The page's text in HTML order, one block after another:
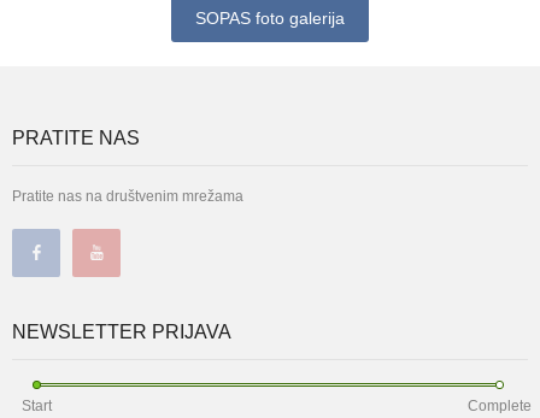
SOPAS foto galerija
PRATITE NAS
Pratite nas na društvenim mrežama
NEWSLETTER PRIJAVA
Start
Complete